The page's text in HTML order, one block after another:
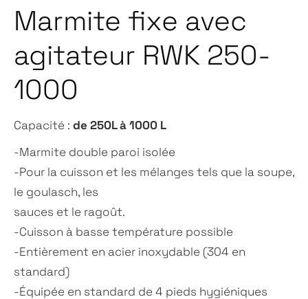
Marmite fixe avec
agitateur RWK 250-
1000
Capacité : de 250L à 1000 L
-Marmite double paroi isolée
-Pour la cuisson et les mélanges tels que la soupe,
le goulasch, les
sauces et le ragoût.
-Cuisson à basse température possible
-Entièrement en acier inoxydable (304 en
standard)
-Équipée en standard de 4 pieds hygiéniques